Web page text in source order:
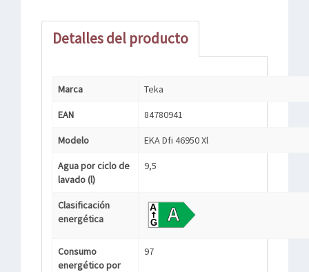
Detalles del producto
Marca Teka
EAN 84780941
Modelo EKA Dfi 46950 Xl
Agua por ciclo de
lavado (l)
9,5
Clasificación
energética
Consumo
energético por
97